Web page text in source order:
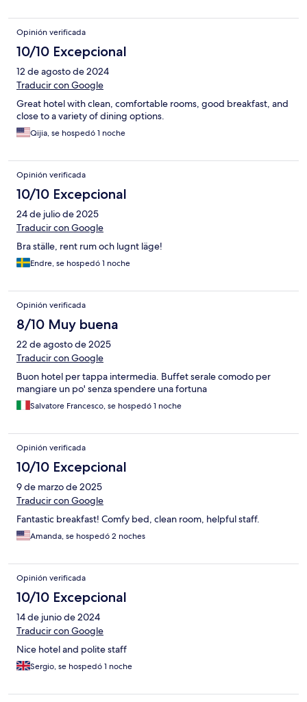
Opinión verificada
10/10 Excepcional
12 de agosto de 2024
Traducir con Google
Great hotel with clean, comfortable rooms, good breakfast, and
close to a variety of dining options.
Qijia, se hospedó 1 noche
Opinión verificada
10/10 Excepcional
24 de julio de 2025
Traducir con Google
Bra ställe, rent rum och lugnt läge!
Endre, se hospedó 1 noche
Opinión verificada
8/10 Muy buena
22 de agosto de 2025
Traducir con Google
Buon hotel per tappa intermedia. Buffet serale comodo per
mangiare un po' senza spendere una fortuna
Salvatore Francesco, se hospedó 1 noche
Opinión verificada
10/10 Excepcional
9 de marzo de 2025
Traducir con Google
Fantastic breakfast! Comfy bed, clean room, helpful staff.
Amanda, se hospedó 2 noches
Opinión verificada
10/10 Excepcional
14 de junio de 2024
Traducir con Google
Nice hotel and polite staff
Sergio, se hospedó 1 noche